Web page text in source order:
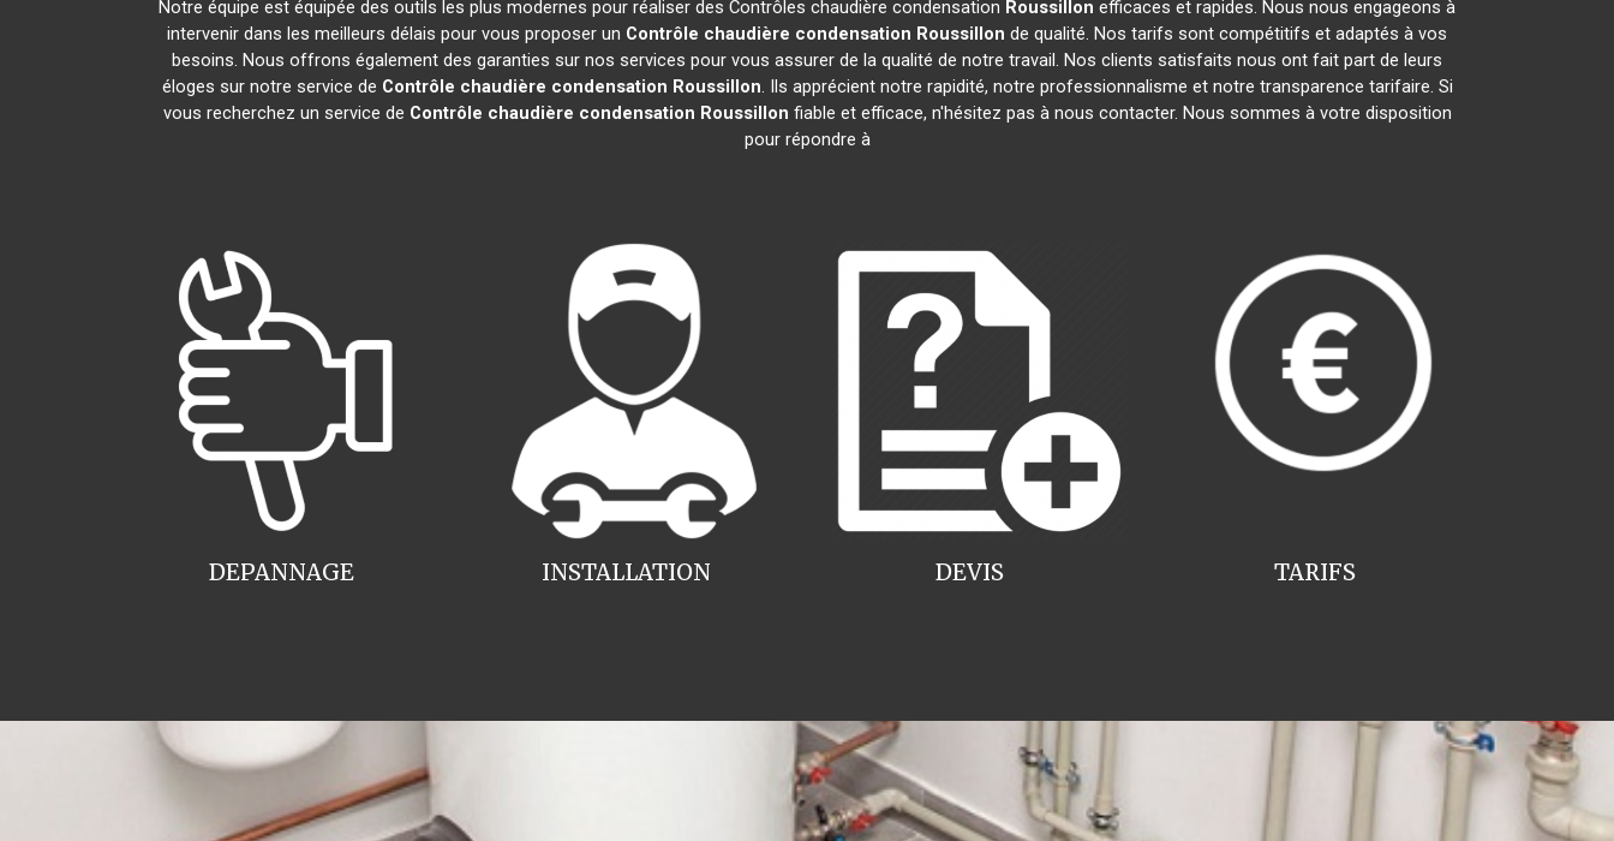
Notre équipe est équipée des outils les plus modernes pour réaliser des Contrôles chaudière condensation Roussillon efficaces et rapides. Nous nous engageons à
intervenir dans les meilleurs délais pour vous proposer un Contrôle chaudière condensation Roussillon de qualité. Nos tarifs sont compétitifs et adaptés à vos
besoins. Nous offrons également des garanties sur nos services pour vous assurer de la qualité de notre travail. Nos clients satisfaits nous ont fait part de leurs
éloges sur notre service de Contrôle chaudière condensation Roussillon. Ils apprécient notre rapidité, notre professionnalisme et notre transparence tarifaire. Si
vous recherchez un service de Contrôle chaudière condensation Roussillon fiable et efficace, n'hésitez pas à nous contacter. Nous sommes à votre disposition
pour répondre à
INSTALLATION
DEPANNAGE TARIFS
DEVIS